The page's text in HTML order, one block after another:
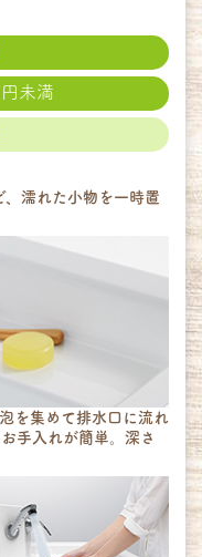
未満
を集めて排水口に流れ
手入れが簡単。深さ
、濡れた小物を一時置